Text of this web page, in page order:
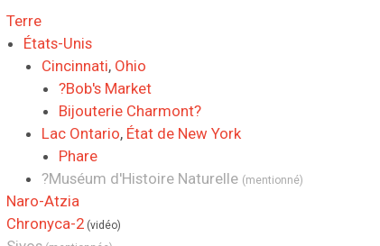
Terre
États-Unis
Cincinnati, Ohio
?Bob's Market
Bijouterie Charmont?
Lac Ontario, État de New York
Phare
?Muséum d'Histoire Naturelle (mentionné)
Naro-Atzia
Chronyca-2 (vidéo)